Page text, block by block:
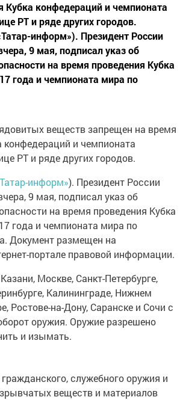
Кубка конфедераций и чемпионата
РТ и ряде других городов.
информ»). Президент России
9 мая, подписал указ об
на время проведения Кубка
года и чемпионата мира по
веществ запрещен на время
конфедераций и чемпионата
РТ и ряде других городов.
информ»). Президент России
9 мая, подписал указ об
на время проведения Кубка
года и чемпионата мира по
Документ размещен на
портале правовой информации.
Москве, Санкт-Петербурге,
Калининграде, Нижнем
Ростове-на-Дону, Саранске и Сочи с
оружия. Оружие разрешено
и изымать.
служебного оружия и
веществ и материалов